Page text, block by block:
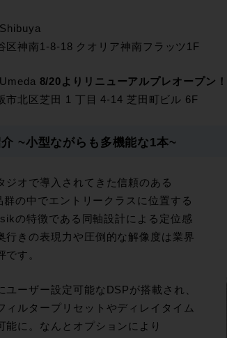
区神南1-8-18 クオリア神南フラッツ1F
8/20よりリニューアルプレオープン！
市北区芝田 1 丁目 4-14 芝田町ビル 6F
~小型ながらも多機能な1本~
ジオで導入されてきた信頼のある
群の中でエントリークラスに位置する
の特徴である同軸設計による定位感
行きの表現力や圧倒的な解像度は業界
です。
ユーザー設定可能なDSPが搭載され、
ィルタープリセットやディレイタイム
能に。なんとオプションにより